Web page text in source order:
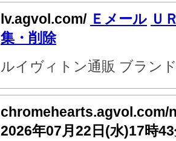
lv.agvol.com/ Ｅメール Ｕ
集・削除
ルイヴィトン通販 ブラン
chromehearts.agvol.com/
2026年07月22日(水)17時